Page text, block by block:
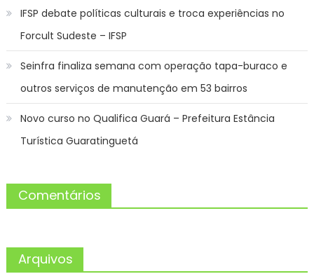
IFSP debate políticas culturais e troca experiências no
Forcult Sudeste – IFSP
Seinfra finaliza semana com operação tapa-buraco e
outros serviços de manutenção em 53 bairros
Novo curso no Qualifica Guará – Prefeitura Estância
Turística Guaratinguetá
Comentários
Arquivos